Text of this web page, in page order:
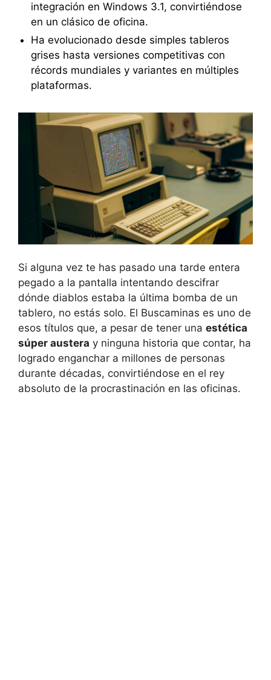
integración en Windows 3.1, convirtiéndose
en un clásico de oficina.
Ha evolucionado desde simples tableros
grises hasta versiones competitivas con
récords mundiales y variantes en múltiples
plataformas.
Si alguna vez te has pasado una tarde entera
pegado a la pantalla intentando descifrar
dónde diablos estaba la última bomba de un
tablero, no estás solo. El Buscaminas es uno de
esos títulos que, a pesar de tener una estética
súper austera y ninguna historia que contar, ha
logrado enganchar a millones de personas
durante décadas, convirtiéndose en el rey
absoluto de la procrastinación en las oficinas.